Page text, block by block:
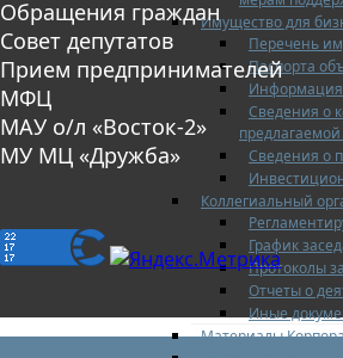
Имущество для
Перечень
Паспорта
Информация
Сведения о
Сведения о
Коллегиальный
График
Протоколы
Отчеты о
Иные
Материалы
Обращения граждан
Совет депутатов
Прием предпринимателей
МФЦ
МАУ о/л «Восток-2»
МУ МЦ «Дружба»